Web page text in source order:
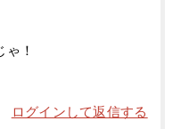
！
ログインして返信する